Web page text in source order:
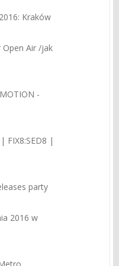
Kraków
Open Air /jak
-
FIX8:SED8 |
party
2016 w